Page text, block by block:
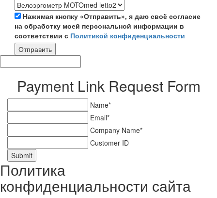
Нажимая кнопку «Отправить», я даю своё согласие
на обработку моей персональной информации в
соответствии с Политикой конфиденциальности
Отправить
Payment Link Request Form
Name*
Email*
Company Name*
Customer ID
Submit
Политика
конфиденциальности сайта